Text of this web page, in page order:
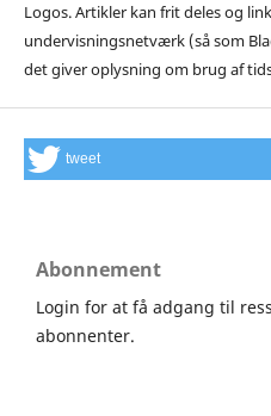
Logos. Artikler kan frit deles og
undervisningsnetværk (så som
det giver oplysning om brug af
tweet
Abonnement
Login for at få adgang til
abonnenter.